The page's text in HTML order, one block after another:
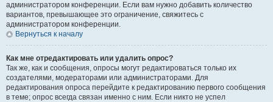
администратором конференции. Если вам нужно добавить количество
вариантов, превышающее это ограничение, свяжитесь с
администратором конференции.
Вернуться к началу
Как мне отредактировать или удалить опрос?
Так же, как и сообщения, опросы могут редактироваться только их
создателями, модераторами или администраторами. Для
редактирования опроса перейдите к редактированию первого сообщения
в теме; опрос всегда связан именно с ним. Если никто не успел